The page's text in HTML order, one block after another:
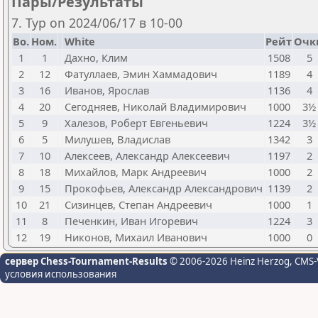
7. Тур on 2024/06/17 в 10-00
Bo. Ном. White Рейт
1
1 Дахно, Клим 1508
5
2
12 Фатуллаев, Эмин Хаммадович 1189
4
3
16 Иванов, Ярослав 1136
4
4
20 Сегодняев, Николай Владимирович 1000
3½
5
9 Халезов, Роберт Евгеньевич 1224
3½
6
5 Милушев, Владислав 1342
3
7
10 Алексеев, Александр Алексеевич 1197
2
8
18 Михайлов, Марк Андреевич 1000
2
9
15 Прокофьев, Александр Александрович 1139
2
10
21 Сизинцев, Степан Андреевич 1000
1
11
8 Печенкин, Иван Игоревич 1224
3
12
19 Никонов, Михаил Иванович 1000 0
сервер Chess-Tournament-Results © 2006-2026 Heinz Herzog,
условия использования